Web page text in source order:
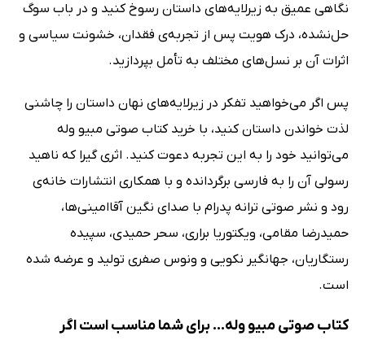
نگاهی عمیق به زیرلایه‌های داستان رسوخ کنید و در باب سوگ
حل‌نشده، درک هویت پس از تجربه‌ی فقدان، خشونت سیاسی و
اثرات آن بر نسل‌های مختلف به تأمل بپردازید.
پس اگر می‌خواهید تفکر در زیرلایه‌های نهان داستان را چاشنی
لذت خواندن داستان کنید، با خرید کتاب صوتی مبیو وله
می‌توانید خود را به این تجربه دعوت کنید. اثری گیرا که ناهید
رسولی آن را به فارسی برگردانده و با همکاری انتشارات خانه‌ی
رود و نشر صوتی ترانه پدرام با صدای نگین آقاامینی‌ها،
حمیدرضا مقامی، ویکتوریا براری، سحر حمیدی، سپیده
رستگاریان، جهانگیر نکویی و ونوس صفری تولید و عرضه شده
است.
کتاب صوتی مبیو وله... برای شما مناسب است اگر